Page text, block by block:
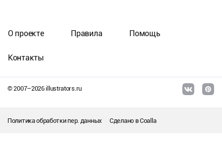
© 2007–2026illustrators.ru
О проекте Правила Помощь
Контакты
Политика обработки пер. данных Сделано вCoalla